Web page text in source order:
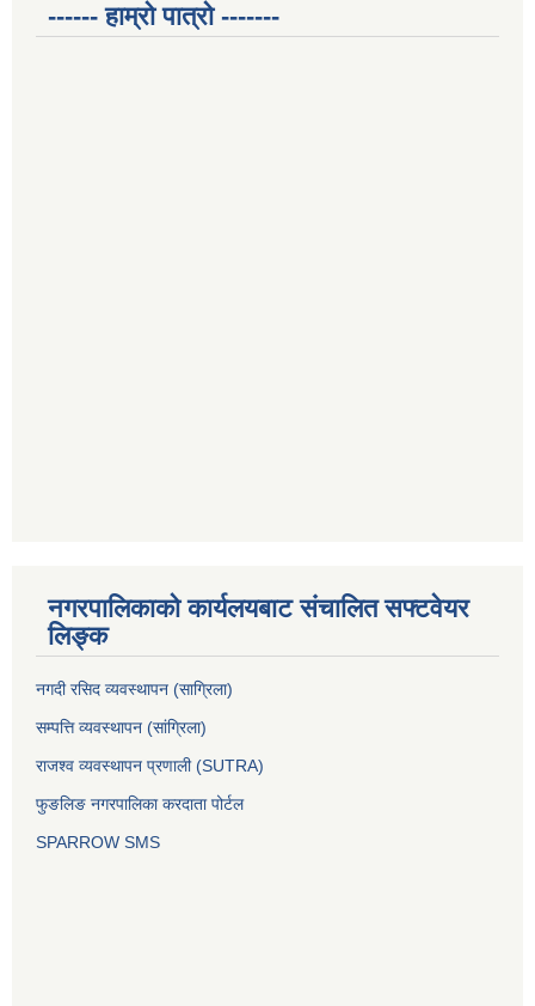
------ हाम्रो पात्रो -------
नगरपालिकाको कार्यलयबाट संचालित सफ्टवेयर
लिङ्क
नगदी रसिद व्यवस्थापन (साग्रिला)
सम्पत्ति व्यवस्थापन (सांग्रिला)
राजश्व व्यवस्थापन प्रणाली (SUTRA)
फुङलिङ नगरपालिका करदाता पोर्टल
SPARROW SMS